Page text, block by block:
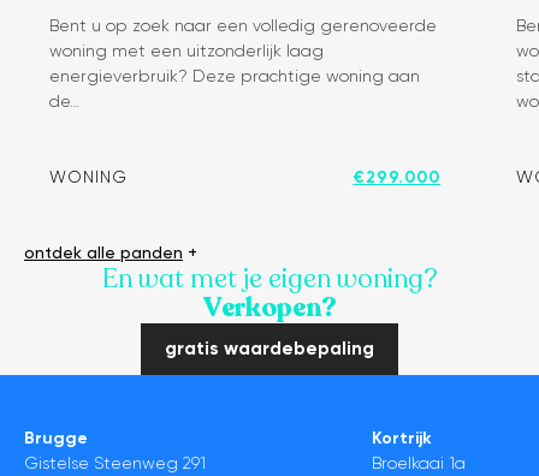
Instapklare,
energiezuinige
woning
te
in
Topligging
Bent u op zoek naar een volledig gerenoveerde
woning met een uitzonderlijk laag
energieverbruik? Deze prachtige woning aan
de…
WONING €299.000
ontdek alle panden +
En wat met je eigen woning?
Verkopen?
gratis waardebepaling
Brugge
Gistelse Steenweg 291
Kortrijk
Broelkaai 1a